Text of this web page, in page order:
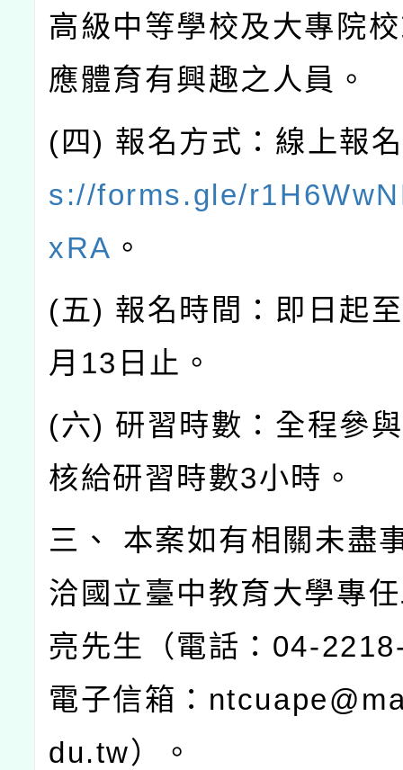
高級中等學校及大專院
應體育有興趣之人員。
(四) 報名方式：線上報
s://forms.gle/
xRA 。
(五) 報名時間：即日起
月13日止。
(六) 研習時數：全程參
核給研習時數3小時。
三、 本案如有相關未盡
洽國立臺中教育大學專
亮先生（電話：04-
電子信箱：
du.tw）。